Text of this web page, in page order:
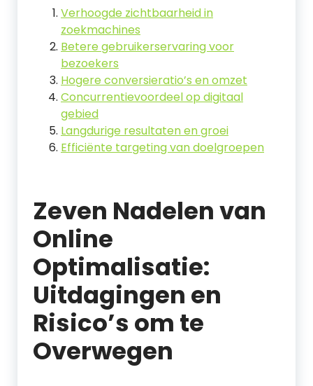
Verhoogde zichtbaarheid in
zoekmachines
Betere gebruikerservaring voor
bezoekers
Hogere conversieratio’s en omzet
Concurrentievoordeel op digitaal
gebied
Langdurige resultaten en groei
Efficiënte targeting van doelgroepen
Zeven Nadelen van
Online
Optimalisatie:
Uitdagingen en
Risico’s om te
Overwegen